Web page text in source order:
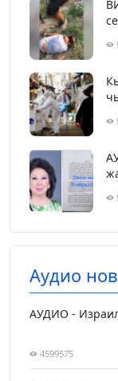
Аудио
АУДИО -
4599575